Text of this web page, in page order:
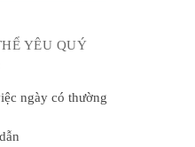
YÊU QUÝ
ngày có thường